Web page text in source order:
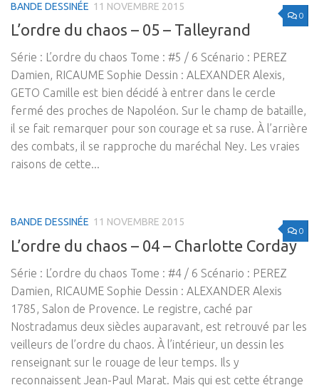
0
BANDE DESSINÉE 11 NOVEMBRE 2015
L’ordre du chaos – 05 – Talleyrand
Série : L’ordre du chaos Tome : #5 / 6 Scénario : PEREZ
Damien, RICAUME Sophie Dessin : ALEXANDER Alexis,
GETO Camille est bien décidé à entrer dans le cercle
fermé des proches de Napoléon. Sur le champ de bataille,
il se fait remarquer pour son courage et sa ruse. À l’arrière
des combats, il se rapproche du maréchal Ney. Les vraies
raisons de cette...
0
BANDE DESSINÉE 11 NOVEMBRE 2015
L’ordre du chaos – 04 – Charlotte Corday
Série : L’ordre du chaos Tome : #4 / 6 Scénario : PEREZ
Damien, RICAUME Sophie Dessin : ALEXANDER Alexis
1785, Salon de Provence. Le registre, caché par
Nostradamus deux siècles auparavant, est retrouvé par les
veilleurs de l’ordre du chaos. À l’intérieur, un dessin les
renseignant sur le rouage de leur temps. Ils y
reconnaissent Jean-Paul Marat. Mais qui est cette étrange